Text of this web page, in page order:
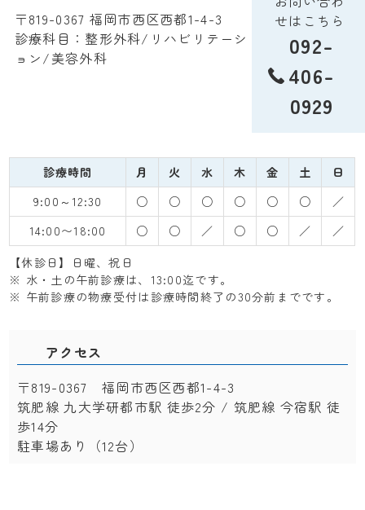
〒819-0367 福岡市西区西都1-4-3
診療科目：整形外科/リハビリテーシ
ョン/美容外科
せはこちら
092-
406-
0929
診療時間 月 火 水 木 金 土
日
9:00～12:30
○ ○ ○ ○ ○ ○
／
14:00〜18:00
○ ○ ／ ○ ○ ／
／
【休診日】日曜、祝日
※ 水・土の午前診療は、13:00迄です。
※ 午前診療の物療受付は診療時間終了の30分前までです。
アクセス
〒819-0367 福岡市西区西都1-4-3
筑肥線 九大学研都市駅 徒歩2分 / 筑肥線 今宿駅 徒
歩14分
駐車場あり（12台）